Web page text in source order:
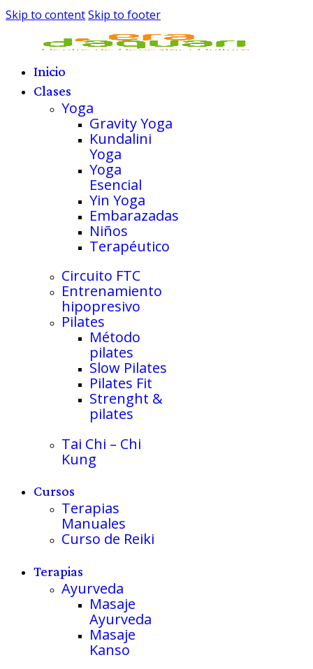
Skip to contentSkip to footer
Inicio
Clases
Yoga
Gravity Yoga
Kundalini
Yoga
Yoga
Esencial
Yin Yoga
Embarazadas
Niños
Terapéutico
Circuito FTC
Entrenamiento
hipopresivo
Pilates
Método
pilates
Slow Pilates
Pilates Fit
Strenght &
pilates
Tai Chi – Chi
Kung
Cursos
Terapias
Manuales
Curso de Reiki
Terapias
Ayurveda
Masaje
Ayurveda
Masaje
Kanso